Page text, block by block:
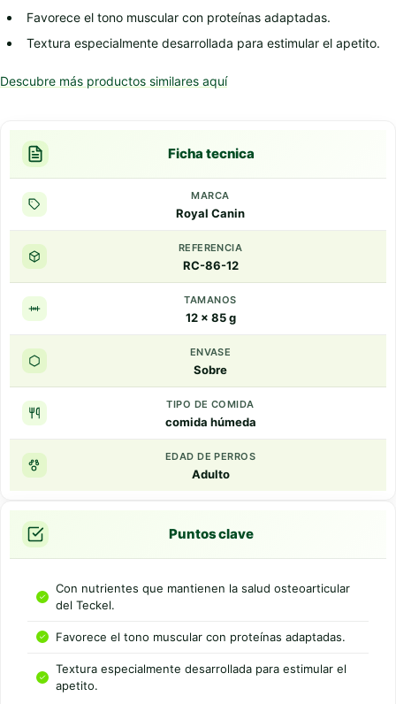
Favorece el tono muscular con proteínas adaptadas.
Textura especialmente desarrollada para estimular el apetito.
Descubre más productos similares aquí
Ficha tecnica
MARCA
Royal Canin
REFERENCIA
RC-86-12
TAMANOS
12 x 85 g
ENVASE
Sobre
TIPO DE COMIDA
comida húmeda
EDAD DE PERROS
Adulto
Puntos clave
Con nutrientes que mantienen la salud osteoarticular
del Teckel.
Favorece el tono muscular con proteínas adaptadas.
Textura especialmente desarrollada para estimular el
apetito.